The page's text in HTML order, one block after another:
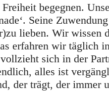
begegnen.
Seine
lieben. Wir wissen
erfahren wir täglich
sich in der
alles ist
der trägt, der immer